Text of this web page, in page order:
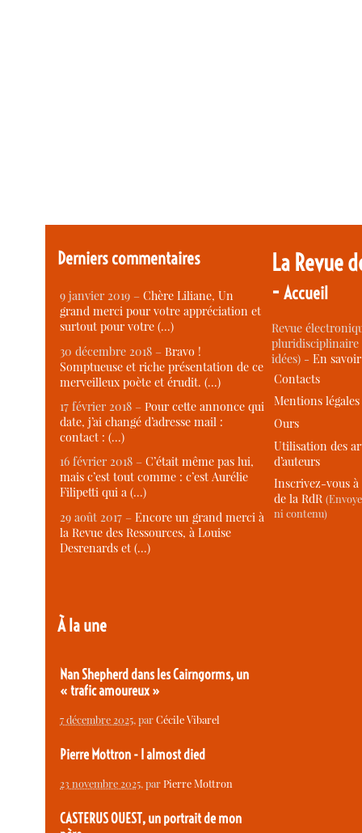
Derniers commentaires
9 janvier 2019 –Chère Liliane, Un
grand merci pour votre appréciation et
surtout pour votre (…)
30 décembre 2018 –Bravo !
Somptueuse et riche présentation de ce
merveilleux poète et érudit. (…)
17 février 2018 –Pour cette annonce qui
date, j’ai changé d’adresse mail :
contact : (…)
16 février 2018 –C’était même pas lui,
mais c’est tout comme : c’est Aurélie
Filipetti qui a (…)
29 août 2017 –Encore un grand merci à
la Revue des Ressources, à Louise
Desrenards et (…)
À la une
Nan Shepherd dans les Cairngorms, un
« trafic amoureux »
7 décembre 2025, parCécile Vibarel
Pierre Mottron - I almost died
23 novembre 2025, parPierre Mottron
CASTERUS OUEST, un portrait de mon
La Revue
-Accueil
Revue
idées) -En
Contacts
Mentions légales
Ours
Utilisation des
d’auteurs
Inscrivez-vous
de la RdR
ni contenu)